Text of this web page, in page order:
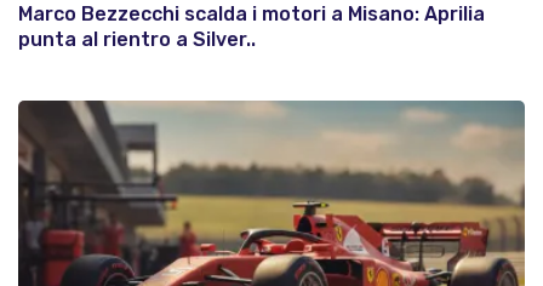
Marco Bezzecchi scalda i motori a Misano: Aprilia
punta al rientro a Silver..